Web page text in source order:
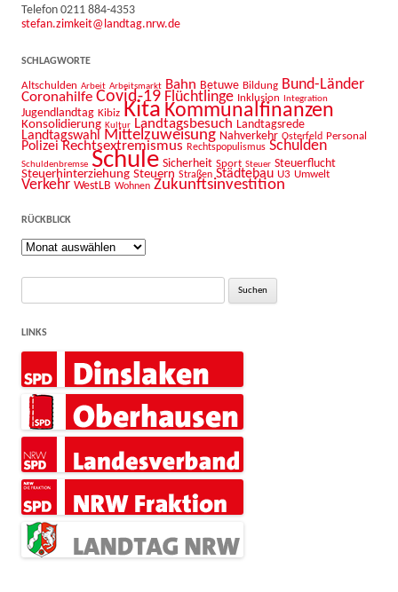
Telefon 0211 884-4353
stefan.zimkeit@landtag.nrw.de
SCHLAGWORTE
Altschulden Arbeit Arbeitsmarkt Bahn Betuwe Bildung Bund-Länder
Coronahilfe Covid-19 Flüchtlinge Inklusion Integration
Jugendlandtag Kibiz Kita Kommunalfinanzen
Konsolidierung Kultur Landtagsbesuch Landtagsrede
Landtagswahl Mittelzuweisung Nahverkehr Osterfeld Personal
Polizei Rechtsextremismus Rechtspopulismus Schulden
Schuldenbremse Schule Sicherheit Sport Steuer Steuerflucht
Steuerhinterziehung Steuern Straßen Städtebau U3 Umwelt
Verkehr WestLB Wohnen Zukunftsinvestition
RÜCKBLICK
Rückblick
Suche
LINKS